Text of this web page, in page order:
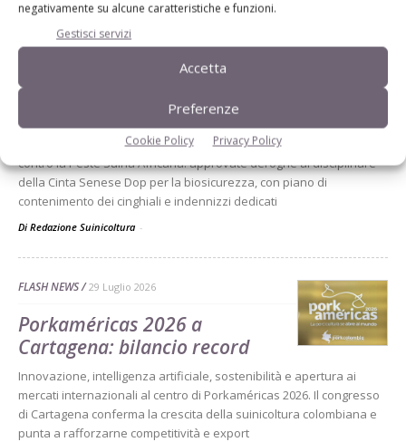
negativamente su alcune caratteristiche e funzioni.
Gestisci servizi
Accetta
Preferenze
Cookie Policy Privacy Policy
IN PRIMO PIANO 29 Luglio 2026
Psa, Toscana accelera:
deroghe e piano per gli
Regione Toscana, Masaf e CIA delineano le misure straordinarie
contro la Peste Suina Africana: approvate deroghe al disciplinare
della Cinta Senese Dop per la biosicurezza, con piano di
contenimento dei cinghiali e indennizzi dedicati
Di Redazione Suinicoltura -
FLASH NEWS 29 Luglio 2026
Porkaméricas 2026 a
Cartagena: bilancio record
Innovazione, intelligenza artificiale, sostenibilità e apertura ai
mercati internazionali al centro di Porkaméricas 2026. Il congresso
di Cartagena conferma la crescita della suinicoltura colombiana e
punta a rafforzarne competitività e export